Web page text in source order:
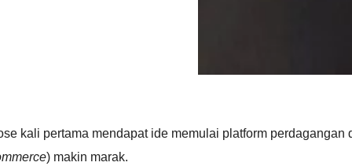
kali pertama mendapat ide memulai platform perdagangan
) makin marak.